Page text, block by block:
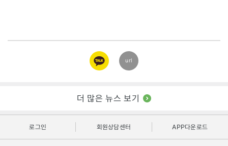
카카오
링크
url
더 많은 뉴스 보기
로그인 회원상담센터 APP다운로드